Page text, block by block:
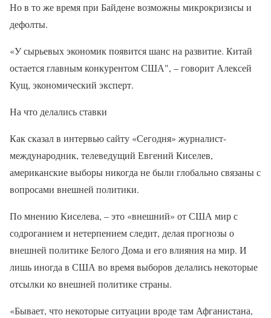
Но в то же время при Байдене возможны микрокризисы и
дефолты.
«У сырьевых экономик появится шанс на развитие. Китай
остается главным конкурентом США", – говорит Алексей
Кущ, экономический эксперт.
На что делались ставки
Как сказал в интервью сайту «Сегодня» журналист-
международник, телеведущий Евгений Киселев,
американские выборы никогда не были глобально связаны с
вопросами внешней политики.
По мнению Киселева, – это «внешний» от США мир с
содроганием и нетерпением следит, делая прогнозы о
внешней политике Белого Дома и его влияния на мир. И
лишь иногда в США во время выборов делались некоторые
отсылки ко внешней политике страны.
«Бывает, что некоторые ситуации вроде там Афганистана,